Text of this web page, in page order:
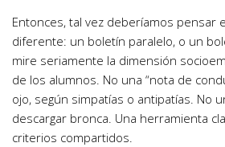
Entonces, tal vez deberíamos pensar
diferente: un boletín paralelo, o un
mire seriamente la dimensión
de los alumnos. No una “nota de
ojo, según simpatías o antipatías. No
descargar bronca. Una herramienta
criterios compartidos.